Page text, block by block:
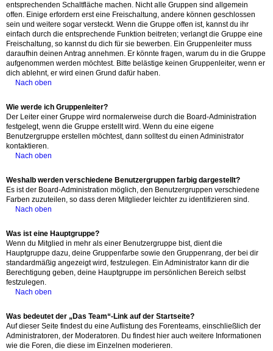
entsprechenden Schaltfläche machen. Nicht alle Gruppen sind allgemein
offen. Einige erfordern erst eine Freischaltung, andere können geschlossen
sein und weitere sogar versteckt. Wenn die Gruppe offen ist, kannst du ihr
einfach durch die entsprechende Funktion beitreten; verlangt die Gruppe eine
Freischaltung, so kannst du dich für sie bewerben. Ein Gruppenleiter muss
daraufhin deinen Antrag annehmen. Er könnte fragen, warum du in die Gruppe
aufgenommen werden möchtest. Bitte belästige keinen Gruppenleiter, wenn er
dich ablehnt, er wird einen Grund dafür haben.
Nach oben
Wie werde ich Gruppenleiter?
Der Leiter einer Gruppe wird normalerweise durch die Board-Administration
festgelegt, wenn die Gruppe erstellt wird. Wenn du eine eigene
Benutzergruppe erstellen möchtest, dann solltest du einen Administrator
kontaktieren.
Nach oben
Weshalb werden verschiedene Benutzergruppen farbig dargestellt?
Es ist der Board-Administration möglich, den Benutzergruppen verschiedene
Farben zuzuteilen, so dass deren Mitglieder leichter zu identifizieren sind.
Nach oben
Was ist eine Hauptgruppe?
Wenn du Mitglied in mehr als einer Benutzergruppe bist, dient die
Hauptgruppe dazu, deine Gruppenfarbe sowie den Gruppenrang, der bei dir
standardmäßig angezeigt wird, festzulegen. Ein Administrator kann dir die
Berechtigung geben, deine Hauptgruppe im persönlichen Bereich selbst
festzulegen.
Nach oben
Was bedeutet der „Das Team“-Link auf der Startseite?
Auf dieser Seite findest du eine Auflistung des Forenteams, einschließlich der
Administratoren, der Moderatoren. Du findest hier auch weitere Informationen
wie die Foren, die diese im Einzelnen moderieren.